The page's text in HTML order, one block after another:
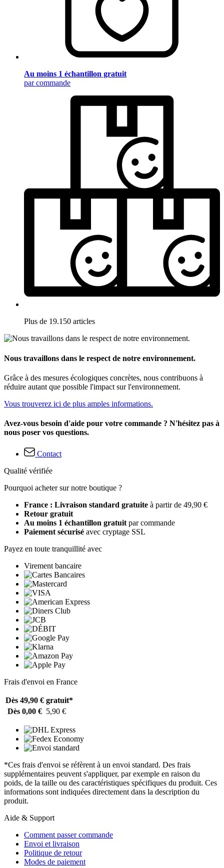
Au moins 1 échantillon gratuit
par commande
Plus de 19.150 articles
Nous travaillons dans le respect de notre environnement.
Grâce à des mesures écologiques concrètes, nous contribuons à
réduire autant que possible l'impact sur l'environnement.
Vous trouverez ici de plus amples informations.
Avez-vous besoin d'aide pour votre commande ? N'hésitez pas à
nous poser vos questions.
Contact
Qualité vérifiée
Pourquoi acheter sur notre boutique ?
France : Livraison standard gratuite à partir de 49,90 €
Retour gratuit
Au moins 1 échantillon gratuit par commande
Paiement sécurisé avec cryptage SSL
Payez en toute tranquillité avec
Virement bancaire
Frais d'envoi en France
Dès 49,90 € gratuit*
Dès 0,00 € 5,90 €
*Ces frais d'envoi se réfèrent à un envoi standard. Des frais
supplémentaires peuvent s'appliquer, par exemple en raison du
poids, de la taille ou des caractéristiques spécifiques du produit. Ces
informations sont indiquées directement dans la description du
produit.
Aide & Support
Comment passer commande
Envoi et livraison
Politique de retour
Modes de paiement